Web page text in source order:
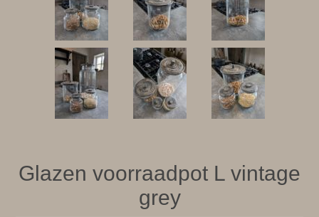
Glazen voorraadpot L vintage
grey